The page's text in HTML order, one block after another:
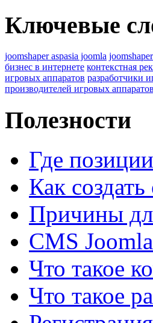
Ключевые
joomshaper aspasia joomla
бизнес в интернете контекстная
игровых аппаратов разработчики
производителей игровых аппаратов
Полезности
Где
Как
Причины
CMS
Что такое
Что такое